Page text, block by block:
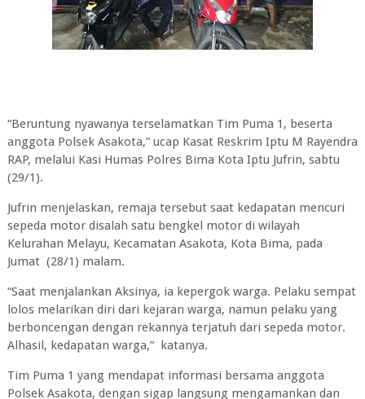
“Beruntung nyawanya terselamatkan Tim Puma 1, beserta
anggota Polsek Asakota,” ucap Kasat Reskrim Iptu M Rayendra
RAP, melalui Kasi Humas Polres Bima Kota Iptu Jufrin, sabtu
(29/1).
Jufrin menjelaskan, remaja tersebut saat kedapatan mencuri
sepeda motor disalah satu bengkel motor di wilayah
Kelurahan Melayu, Kecamatan Asakota, Kota Bima, pada
Jumat (28/1) malam.
“Saat menjalankan Aksinya, ia kepergok warga. Pelaku sempat
lolos melarikan diri dari kejaran warga, namun pelaku yang
berboncengan dengan rekannya terjatuh dari sepeda motor.
Alhasil, kedapatan warga,” katanya.
Tim Puma 1 yang mendapat informasi bersama anggota
Polsek Asakota, dengan sigap langsung mengamankan dan